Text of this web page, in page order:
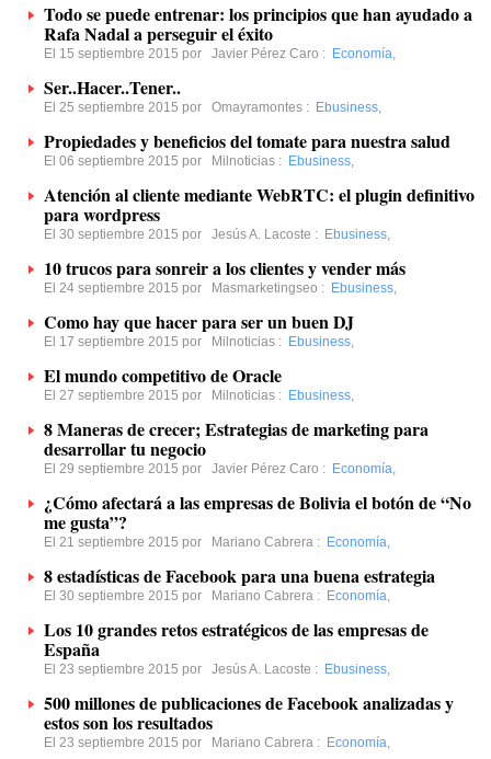
Todo se puede entrenar: los principios que han ayudado a
Rafa Nadal a perseguir el éxito
El 15 septiembre 2015 por Javier Pérez Caro : Economía,
Ser..Hacer..Tener..
El 25 septiembre 2015 por Omayramontes : Ebusiness,
Propiedades y beneficios del tomate para nuestra salud
El 06 septiembre 2015 por Milnoticias : Ebusiness,
Atención al cliente mediante WebRTC: el plugin definitivo
para wordpress
El 30 septiembre 2015 por Jesús A. Lacoste : Ebusiness,
10 trucos para sonreir a los clientes y vender más
El 24 septiembre 2015 por Masmarketingseo : Ebusiness,
Como hay que hacer para ser un buen DJ
El 17 septiembre 2015 por Milnoticias : Ebusiness,
El mundo competitivo de Oracle
El 27 septiembre 2015 por Milnoticias : Ebusiness,
8 Maneras de crecer; Estrategias de marketing para
desarrollar tu negocio
El 29 septiembre 2015 por Javier Pérez Caro : Economía,
¿Cómo afectará a las empresas de Bolivia el botón de “No
me gusta”?
El 21 septiembre 2015 por Mariano Cabrera : Economía,
8 estadísticas de Facebook para una buena estrategia
El 30 septiembre 2015 por Mariano Cabrera : Economía,
Los 10 grandes retos estratégicos de las empresas de
España
El 23 septiembre 2015 por Jesús A. Lacoste : Ebusiness,
500 millones de publicaciones de Facebook analizadas y
estos son los resultados
El 23 septiembre 2015 por Mariano Cabrera : Economía,